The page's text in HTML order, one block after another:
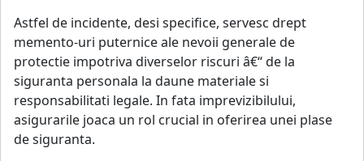
Astfel de incidente, desi specifice, servesc drept
memento-uri puternice ale nevoii generale de
protectie impotriva diverselor riscuri â€“ de la
siguranta personala la daune materiale si
responsabilitati legale. In fata imprevizibilului,
asigurarile joaca un rol crucial in oferirea unei plase
de siguranta.